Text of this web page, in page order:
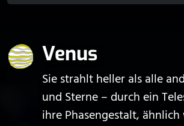
Venus
Sie strahlt heller als alle
und Sterne – durch ein
ihre Phasengestalt,